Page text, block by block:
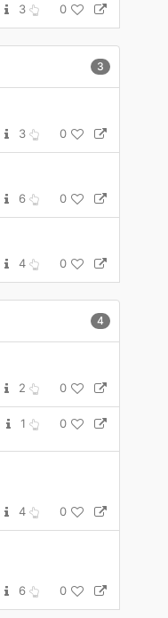
3 0
3
3 0
6 0
4 0
4
2 0
1 0
4 0
6 0